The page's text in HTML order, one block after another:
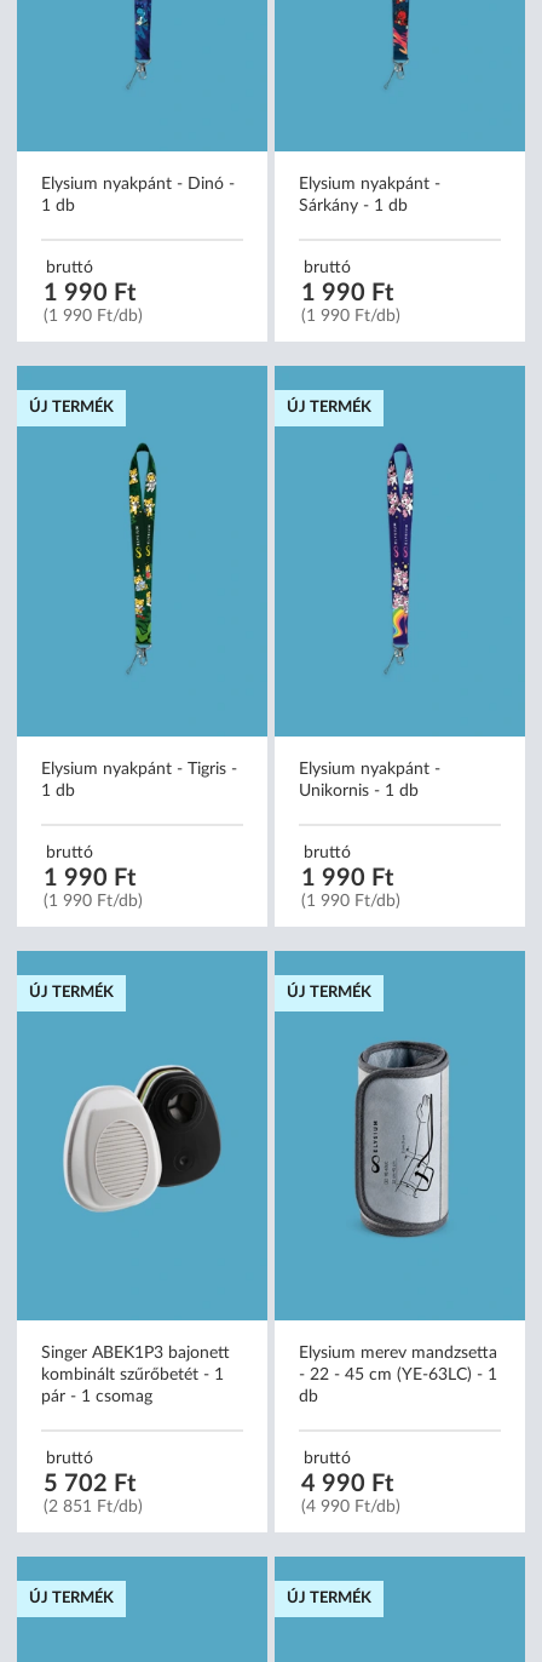
Elysium nyakpánt - Dinó -
1 db
bruttó
1 990 Ft
(1 990 Ft/db)
Elysium nyakpánt -
Sárkány - 1 db
bruttó
1 990 Ft
(1 990 Ft/db)
ÚJ TERMÉK
Elysium nyakpánt - Tigris -
1 db
bruttó
1 990 Ft
(1 990 Ft/db)
ÚJ TERMÉK
Elysium nyakpánt -
Unikornis - 1 db
bruttó
1 990 Ft
(1 990 Ft/db)
ÚJ TERMÉK
Singer ABEK1P3 bajonett
kombinált szűrőbetét - 1
pár - 1 csomag
bruttó
5 702 Ft
(2 851 Ft/db)
ÚJ TERMÉK
Elysium merev mandzsetta
- 22 - 45 cm (YE-63LC) - 1
db
bruttó
4 990 Ft
(4 990 Ft/db)
ÚJ TERMÉK ÚJ TERMÉK